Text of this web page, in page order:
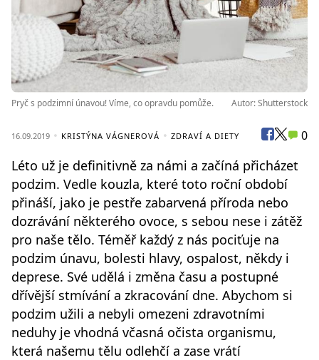
Pryč s podzimní únavou! Víme, co opravdu pomůže. Autor: Shutterstock
16.09.2019 KRISTÝNA VÁGNEROVÁ ZDRAVÍ A DIETY 0
Léto už je definitivně za námi a začíná přicházet
podzim. Vedle kouzla, které toto roční období
přináší, jako je pestře zabarvená příroda nebo
dozrávání některého ovoce, s sebou nese i zátěž
pro naše tělo. Téměř každý z nás pociťuje na
podzim únavu, bolesti hlavy, ospalost, někdy i
deprese. Své udělá i změna času a postupné
dřívější stmívání a zkracování dne. Abychom si
podzim užili a nebyli omezeni zdravotními
neduhy je vhodná včasná očista organismu,
která našemu tělu odlehčí a zase vrátí